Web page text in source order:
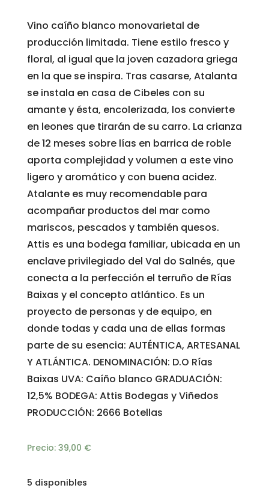
Vino caíño blanco monovarietal de
producción limitada. Tiene estilo fresco y
floral, al igual que la joven cazadora griega
en la que se inspira. Tras casarse, Atalanta
se instala en casa de Cibeles con su
amante y ésta, encolerizada, los convierte
en leones que tirarán de su carro. La crianza
de 12 meses sobre lías en barrica de roble
aporta complejidad y volumen a este vino
ligero y aromático y con buena acidez.
Atalante es muy recomendable para
acompañar productos del mar como
mariscos, pescados y también quesos.
Attis es una bodega familiar, ubicada en un
enclave privilegiado del Val do Salnés, que
conecta a la perfección el terruño de Rías
Baixas y el concepto atlántico. Es un
proyecto de personas y de equipo, en
donde todas y cada una de ellas formas
parte de su esencia: AUTÉNTICA, ARTESANAL
Y ATLÁNTICA. DENOMINACIÓN: D.O Rías
Baixas UVA: Caíño blanco GRADUACIÓN:
12,5% BODEGA: Attis Bodegas y Viñedos
PRODUCCIÓN: 2666 Botellas
Precio: 39,00 €
5 disponibles